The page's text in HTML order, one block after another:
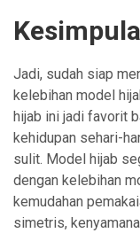
Jadi, sudah siap
kelebihan model
hijab ini jadi favorit
kehidupan sehari-
sulit. Model hijab
dengan kelebihan
kemudahan
simetris,